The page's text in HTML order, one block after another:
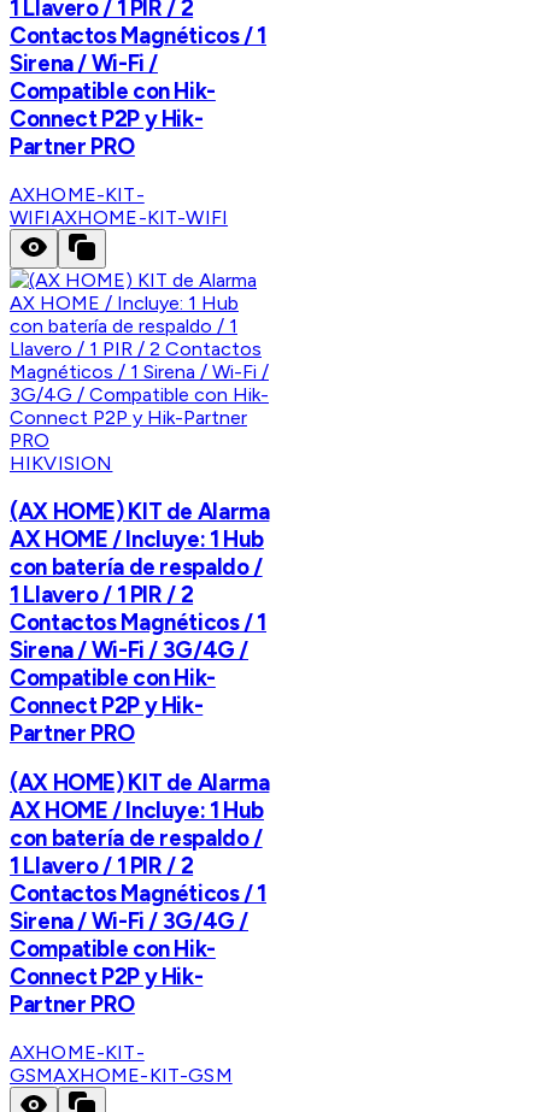
1 Llavero / 1 PIR / 2
Contactos Magnéticos / 1
Sirena / Wi-Fi /
Compatible con Hik-
Connect P2P y Hik-
Partner PRO
AXHOME-KIT-
WIFIAXHOME-KIT-WIFI
HIKVISION
(AX HOME) KIT de Alarma
AX HOME / Incluye: 1 Hub
con batería de respaldo /
1 Llavero / 1 PIR / 2
Contactos Magnéticos / 1
Sirena / Wi-Fi / 3G/4G /
Compatible con Hik-
Connect P2P y Hik-
Partner PRO
(AX HOME) KIT de Alarma
AX HOME / Incluye: 1 Hub
con batería de respaldo /
1 Llavero / 1 PIR / 2
Contactos Magnéticos / 1
Sirena / Wi-Fi / 3G/4G /
Compatible con Hik-
Connect P2P y Hik-
Partner PRO
AXHOME-KIT-
GSMAXHOME-KIT-GSM